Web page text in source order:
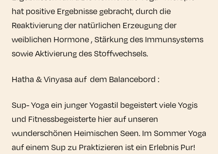
hat positive Ergebnisse gebracht, durch die
Reaktivierung der natürlichen Erzeugung der
weiblichen Hormone , Stärkung des Immunsystems
sowie Aktivierung des Stoffwechsels.
Hatha & Vinyasa auf dem Balancebord :
Sup- Yoga ein junger Yogastil begeistert viele Yogis
und Fitnessbegeisterte hier auf unseren
wunderschönen Heimischen Seen. Im Sommer Yoga
auf einem Sup zu Praktizieren ist ein Erlebnis Pur!